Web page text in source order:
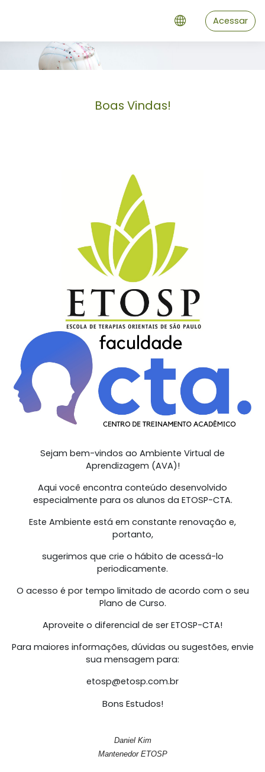
Acessar
Boas Vindas!
Sejam bem-vindos ao Ambiente Virtual de
Aprendizagem (AVA)!
Aqui você encontra conteúdo desenvolvido
especialmente para os alunos da ETOSP-CTA.
Este Ambiente está em constante renovação e,
portanto,
sugerimos que crie o hábito de acessá-lo
periodicamente.
O acesso é por tempo limitado de acordo com o seu
Plano de Curso.
Aproveite o diferencial de ser ETOSP-CTA!
Para maiores informações, dúvidas ou sugestões, envie
sua mensagem para:
etosp@etosp.com.br
Bons Estudos!
Daniel Kim
Mantenedor ETOSP